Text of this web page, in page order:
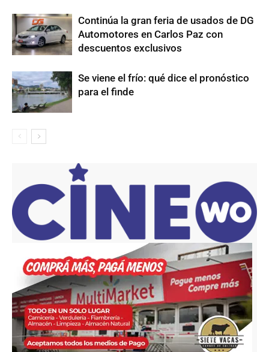
Continúa la gran feria de usados de DG
Automotores en Carlos Paz con
descuentos exclusivos
Se viene el frío: qué dice el pronóstico
para el finde